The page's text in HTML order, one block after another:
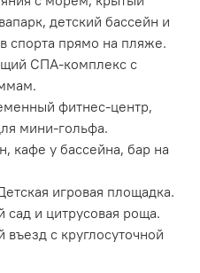
детский бассейн и
спорта прямо на пляже.
СПА-комплекс с
фитнес-центр,
мини-гольфа.
кафе у бассейна, бар на
игровая площадка.
и цитрусовая роща.
с круглосуточной